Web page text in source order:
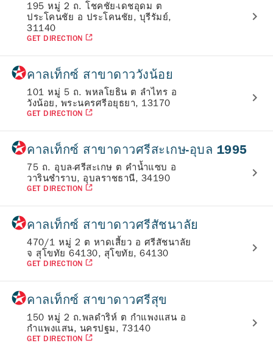
195 หมู่ 2 ถ. โชคชัย-เดชอุดม ต
ประโคนชัย อ ประโคนชัย, บุรีรัมย์,
31140
GET DIRECTION
คาลเท็กซ์ สาขาดาววังน้อย
101 หมู่ 5 ถ. พหลโยธิน ต ลำไทร อ
วังน้อย, พระนครศรีอยุธยา, 13170
GET DIRECTION
คาลเท็กซ์ สาขาดาวศรีสะเกษ-อุบล 1995
75 ถ. อุบล-ศรีสะเกษ ต คำน้ำแซบ อ
วารินชำราบ, อุบลราชธานี, 34190
GET DIRECTION
คาลเท็กซ์ สาขาดาวศรีสัชนาลัย
470/1 หมู่ 2 ต หาดเสี้ยว อ ศรีสัชนาลัย
จ สุโขทัย 64130, สุโขทัย, 64130
GET DIRECTION
คาลเท็กซ์ สาขาดาวศรีสุข
150 หมู่ 2 ถ.พลดำริห์ ต กำแพงแสน อ
กำแพงแสน, นครปฐม, 73140
GET DIRECTION